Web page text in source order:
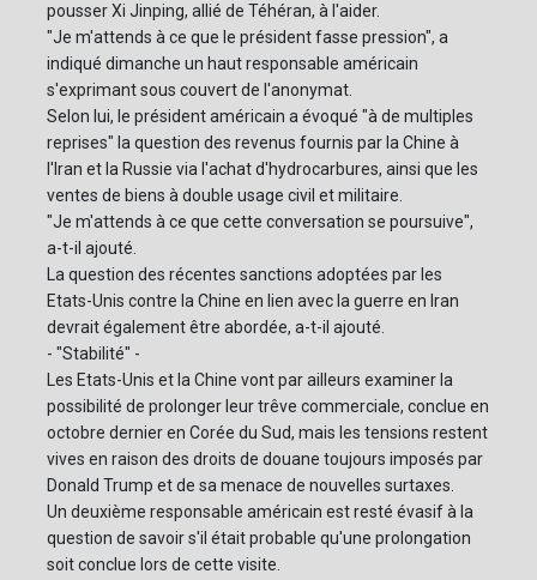
pousser Xi Jinping, allié de Téhéran, à l'aider.
"Je m'attends à ce que le président fasse pression", a
indiqué dimanche un haut responsable américain
s'exprimant sous couvert de l'anonymat.
Selon lui, le président américain a évoqué "à de multiples
reprises" la question des revenus fournis par la Chine à
l'Iran et la Russie via l'achat d'hydrocarbures, ainsi que les
ventes de biens à double usage civil et militaire.
"Je m'attends à ce que cette conversation se poursuive",
a-t-il ajouté.
La question des récentes sanctions adoptées par les
Etats-Unis contre la Chine en lien avec la guerre en Iran
devrait également être abordée, a-t-il ajouté.
- "Stabilité" -
Les Etats-Unis et la Chine vont par ailleurs examiner la
possibilité de prolonger leur trêve commerciale, conclue en
octobre dernier en Corée du Sud, mais les tensions restent
vives en raison des droits de douane toujours imposés par
Donald Trump et de sa menace de nouvelles surtaxes.
Un deuxième responsable américain est resté évasif à la
question de savoir s'il était probable qu'une prolongation
soit conclue lors de cette visite.